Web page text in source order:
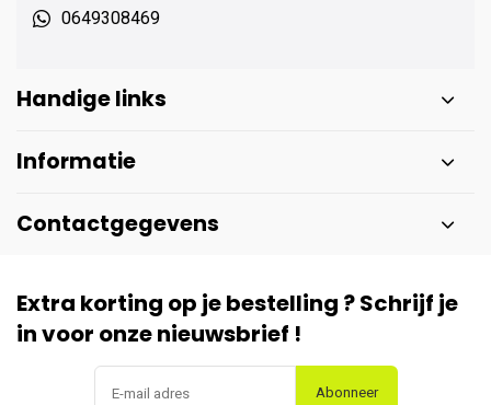
0649308469
Handige links
Informatie
Contactgegevens
Extra korting op je bestelling ? Schrijf je
in voor onze nieuwsbrief !
Abonneer